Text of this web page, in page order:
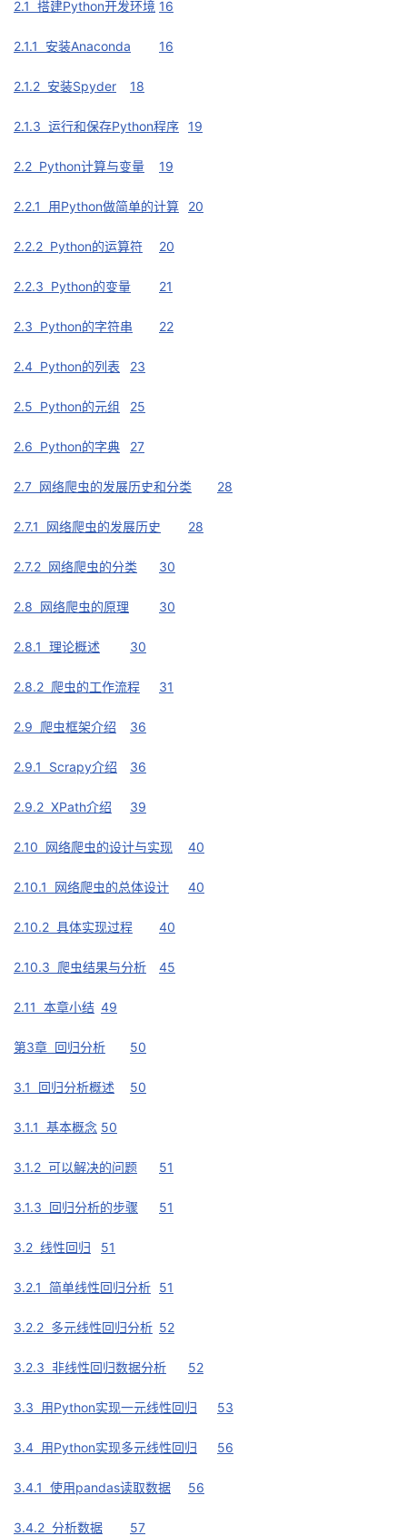
2.1 搭建Python开发环境 16
2.1.1 安装Anaconda 16
2.1.2 安装Spyder 18
2.1.3 运行和保存Python程序 19
2.2 Python计算与变量 19
2.2.1 用Python做简单的计算 20
2.2.2 Python的运算符 20
2.2.3 Python的变量 21
2.3 Python的字符串 22
2.4 Python的列表 23
2.5 Python的元组 25
2.6 Python的字典 27
2.7 网络爬虫的发展历史和分类 28
2.7.1 网络爬虫的发展历史 28
2.7.2 网络爬虫的分类 30
2.8 网络爬虫的原理 30
2.8.1 理论概述 30
2.8.2 爬虫的工作流程 31
2.9 爬虫框架介绍 36
2.9.1 Scrapy介绍 36
2.9.2 XPath介绍 39
2.10 网络爬虫的设计与实现 40
2.10.1 网络爬虫的总体设计 40
2.10.2 具体实现过程 40
2.10.3 爬虫结果与分析 45
2.11 本章小结 49
第3章 回归分析 50
3.1 回归分析概述 50
3.1.1 基本概念 50
3.1.2 可以解决的问题 51
3.1.3 回归分析的步骤 51
3.2 线性回归 51
3.2.1 简单线性回归分析 51
3.2.2 多元线性回归分析 52
3.2.3 非线性回归数据分析 52
3.3 用Python实现一元线性回归 53
3.4 用Python实现多元线性回归 56
3.4.1 使用pandas读取数据 56
3.4.2 分析数据 57